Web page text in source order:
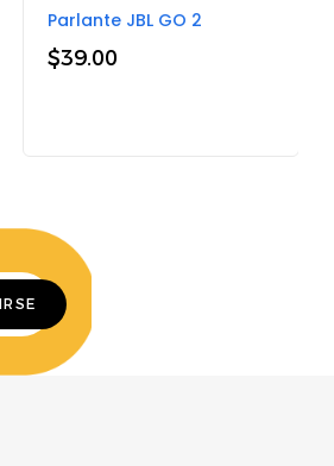
Parlante JBL GO 2
$39.00